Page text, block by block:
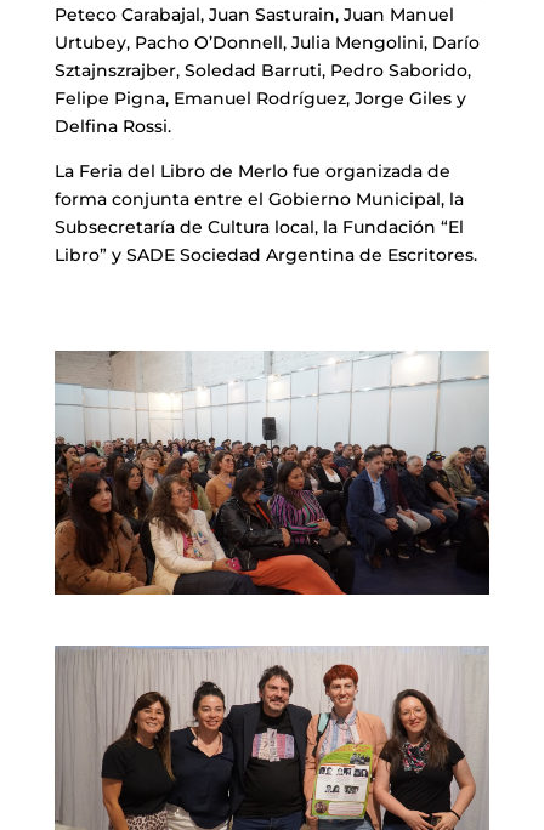
Peteco Carabajal, Juan Sasturain, Juan Manuel
Urtubey, Pacho O’Donnell, Julia Mengolini, Darío
Sztajnszrajber, Soledad Barruti, Pedro Saborido,
Felipe Pigna, Emanuel Rodríguez, Jorge Giles y
Delfina Rossi.
La Feria del Libro de Merlo fue organizada de
forma conjunta entre el Gobierno Municipal, la
Subsecretaría de Cultura local, la Fundación “El
Libro” y SADE Sociedad Argentina de Escritores.